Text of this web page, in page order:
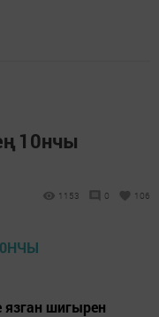
10нчы
1153 0 106
язган шигырен